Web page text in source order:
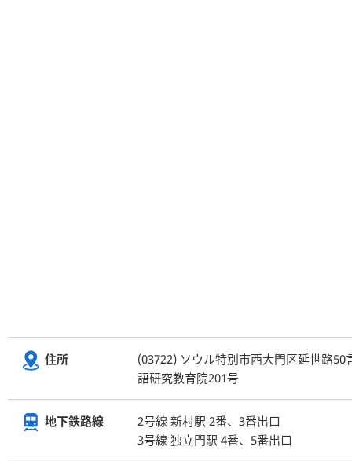
住所
(03722) ソウル特別市西大門区延世路50
語研究教育院201号
地下鉄路線
2号線 新村駅 2番、3番出口
3号線 独立門駅 4番、5番出口